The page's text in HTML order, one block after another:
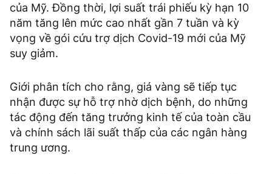
của Mỹ. Đồng thời, lợi suất trái phiếu kỳ hạn 10
năm tăng lên mức cao nhất gần 7 tuần và kỳ
vọng về gói cứu trợ dịch Covid-19 mới của Mỹ
suy giảm.
Giới phân tích cho rằng, giá vàng sẽ tiếp tục
nhận được sự hỗ trợ nhờ dịch bệnh, do những
tác động đến tăng trưởng kinh tế của toàn cầu
và chính sách lãi suất thấp của các ngân hàng
trung ương.